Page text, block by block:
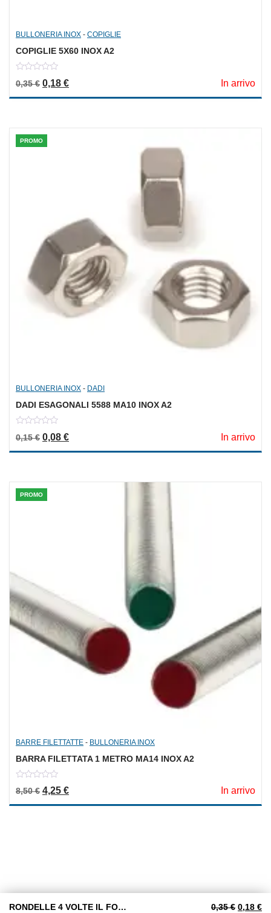
BULLONERIA INOX - COPIGLIE
COPIGLIE 5X60 INOX A2
out
0,35€ Il prezzo originale era: 0,35 €.
0,18 €Il prezzo attuale è: 0,18 €. In arrivo
PROMO
BULLONERIA INOX - DADI
DADI ESAGONALI 5588 MA10 INOX A2
out
5
0,15€ Il prezzo originale era: 0,15 €.
0,08 €Il prezzo attuale è: 0,08 €. In arrivo
PROMO
BARRE FILETTATTE - BULLONERIA INOX
BARRA FILETTATA 1 METRO MA14 INOX A2
out
8,50€ Il prezzo originale era: 8,50 €.
4,25 €Il prezzo attuale è: 4,25 €. In arrivo
RONDELLE 4 VOLTE IL FORO M10X40 INOX A2 0,35€ Il
0,18 €Il